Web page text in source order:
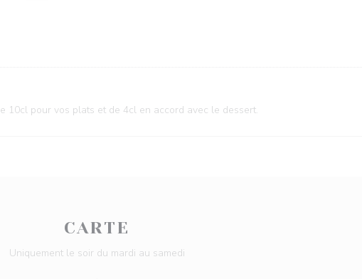
10cl pour vos plats et de 4cl en accord avec le dessert.
CARTE
Uniquement le soir du mardi au samedi